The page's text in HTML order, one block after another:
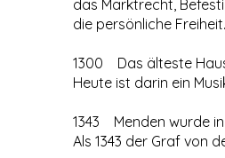
das Marktrecht,
die persönliche Freiheit.
1300 Das älteste
Heute ist darin ein
1343 Menden wurde
Als 1343 der Graf von